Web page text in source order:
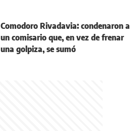
Comodoro Rivadavia: condenaron a
un comisario que, en vez de frenar
una golpiza, se sumó